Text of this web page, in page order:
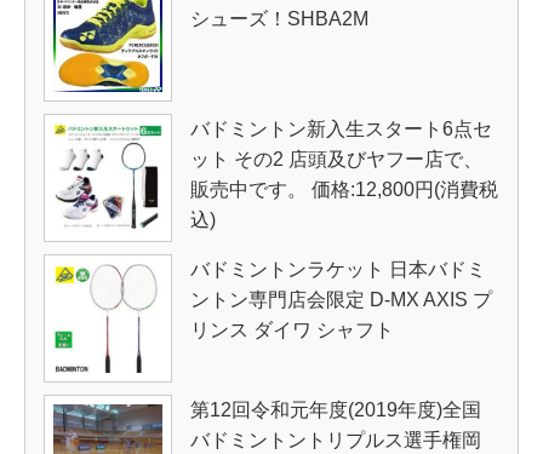
シューズ！SHBA2M
バドミントン新入生スタート6点セ
ット その2 店頭及びヤフー店で、
販売中です。 価格:12,800円(消費税
込)
バドミントンラケット 日本バドミ
ントン専門店会限定 D-MX AXIS プ
リンス ダイワ シャフト
第12回令和元年度(2019年度)全国
バドミントントリプルス選手権岡